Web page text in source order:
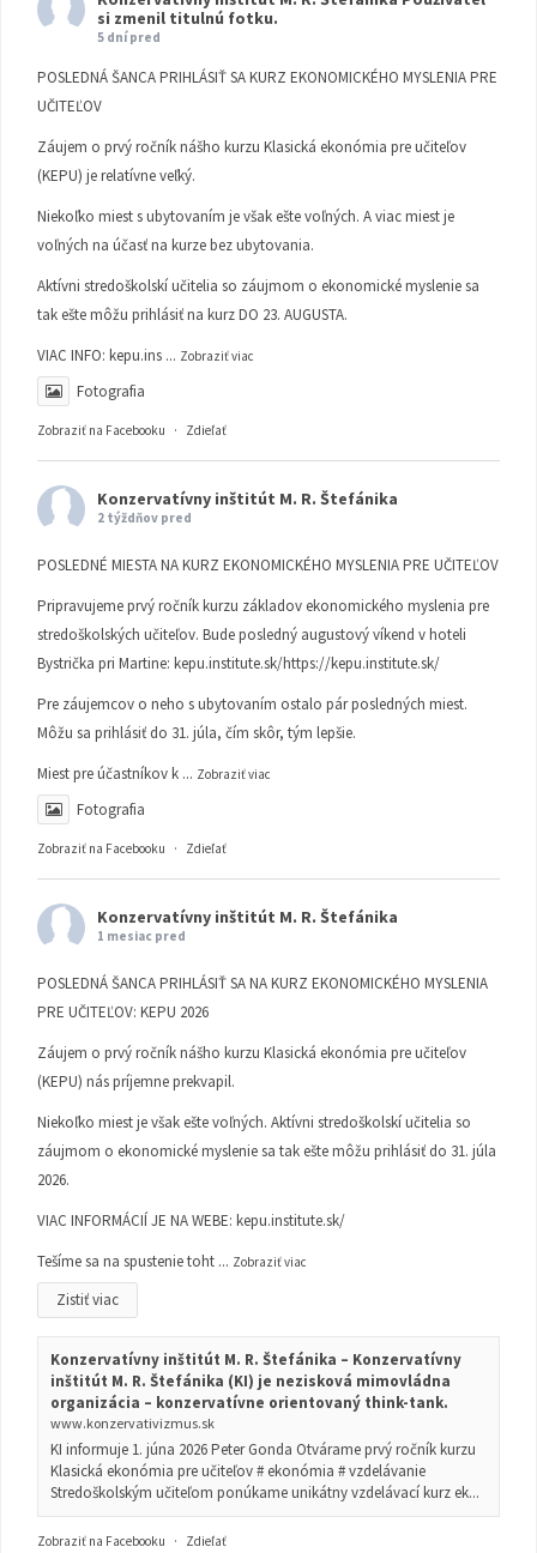
si zmenil titulnú fotku.
5 dní pred
POSLEDNÁ ŠANCA PRIHLÁSIŤ SA KURZ EKONOMICKÉHO MYSLENIA PRE
UČITEĽOV
Záujem o prvý ročník nášho kurzu Klasická ekonómia pre učiteľov
(KEPU) je relatívne veľký.
Niekoľko miest s ubytovaním je však ešte voľných. A viac miest je
voľných na účasť na kurze bez ubytovania.
Aktívni stredoškolskí učitelia so záujmom o ekonomické myslenie sa
tak ešte môžu prihlásiť na kurz DO 23. AUGUSTA.
VIAC INFO: kepu.ins ... Zobraziť viac
Fotografia
Zobraziť na Facebooku · Zdieľať
Konzervatívny inštitút M. R. Štefánika
2 týždňov pred
POSLEDNÉ MIESTA NA KURZ EKONOMICKÉHO MYSLENIA PRE UČITEĽOV
Pripravujeme prvý ročník kurzu základov ekonomického myslenia pre
stredoškolských učiteľov. Bude posledný augustový víkend v hoteli
Bystrička pri Martine: kepu.institute.sk/https://kepu.institute.sk/
Pre záujemcov o neho s ubytovaním ostalo pár posledných miest.
Môžu sa prihlásiť do 31. júla, čím skôr, tým lepšie.
Miest pre účastníkov k ... Zobraziť viac
Fotografia
Zobraziť na Facebooku · Zdieľať
Konzervatívny inštitút M. R. Štefánika
1 mesiac pred
POSLEDNÁ ŠANCA PRIHLÁSIŤ SA NA KURZ EKONOMICKÉHO MYSLENIA
PRE UČITEĽOV: KEPU 2026
Záujem o prvý ročník nášho kurzu Klasická ekonómia pre učiteľov
(KEPU) nás príjemne prekvapil.
Niekoľko miest je však ešte voľných. Aktívni stredoškolskí učitelia so
záujmom o ekonomické myslenie sa tak ešte môžu prihlásiť do 31. júla
2026.
VIAC INFORMÁCIÍ JE NA WEBE: kepu.institute.sk/
Tešíme sa na spustenie toht ... Zobraziť viac
Zistiť viac
Konzervatívny inštitút M. R. Štefánika – Konzervatívny
inštitút M. R. Štefánika (KI) je nezisková mimovládna
organizácia – konzervatívne orientovaný think-tank.
www.konzervativizmus.sk
KI informuje 1. júna 2026 Peter Gonda Otvárame prvý ročník kurzu
Klasická ekonómia pre učiteľov # ekonómia # vzdelávanie
Stredoškolským učiteľom ponúkame unikátny vzdelávací kurz ek...
Zobraziť na Facebooku · Zdieľať